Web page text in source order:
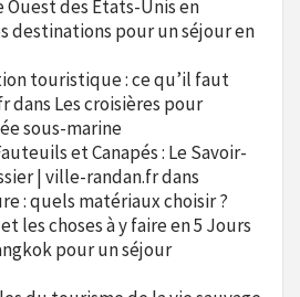
Ouest des États-Unis en
destinations pour un séjour en
touristique : ce qu’il faut
dans Les croisières pour
sous-marine
et Canapés : Le Savoir-
| ville-randan.frdans
: quels matériaux choisir ?
les choses à y faire en 5 Jours
pour un séjour